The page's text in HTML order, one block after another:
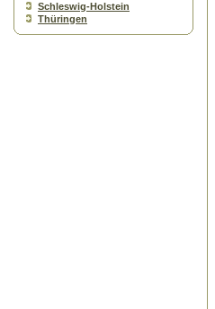
Schleswig-Holstein
Thüringen